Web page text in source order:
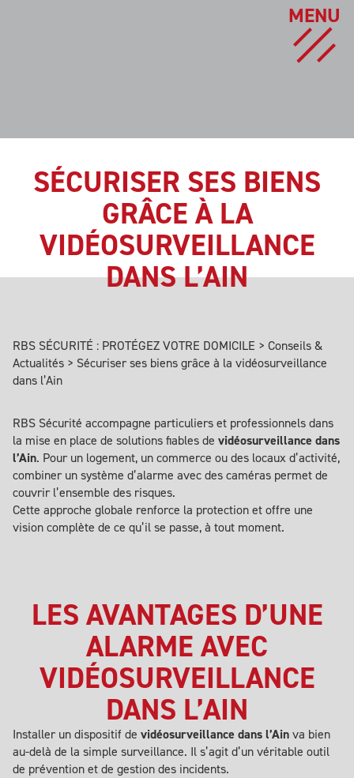
MENU
SÉCURISER SES BIENS
GRÂCE À LA
VIDÉOSURVEILLANCE
DANS L’AIN
RBS SÉCURITÉ : PROTÉGEZ VOTRE DOMICILE > Conseils &
Actualités > Sécuriser ses biens grâce à la vidéosurveillance
dans l’Ain
RBS Sécurité accompagne particuliers et professionnels dans
la mise en place de solutions fiables de vidéosurveillance dans
l’Ain. Pour un logement, un commerce ou des locaux d’activité,
combiner un système d’alarme avec des caméras permet de
couvrir l’ensemble des risques.
Cette approche globale renforce la protection et offre une
vision complète de ce qu’il se passe, à tout moment.
LES AVANTAGES D’UNE
ALARME AVEC
VIDÉOSURVEILLANCE
DANS L’AIN
Installer un dispositif de vidéosurveillance dans l’Ainva bien
au-delà de la simple surveillance. Il s’agit d’un véritable outil
de prévention et de gestion des incidents.